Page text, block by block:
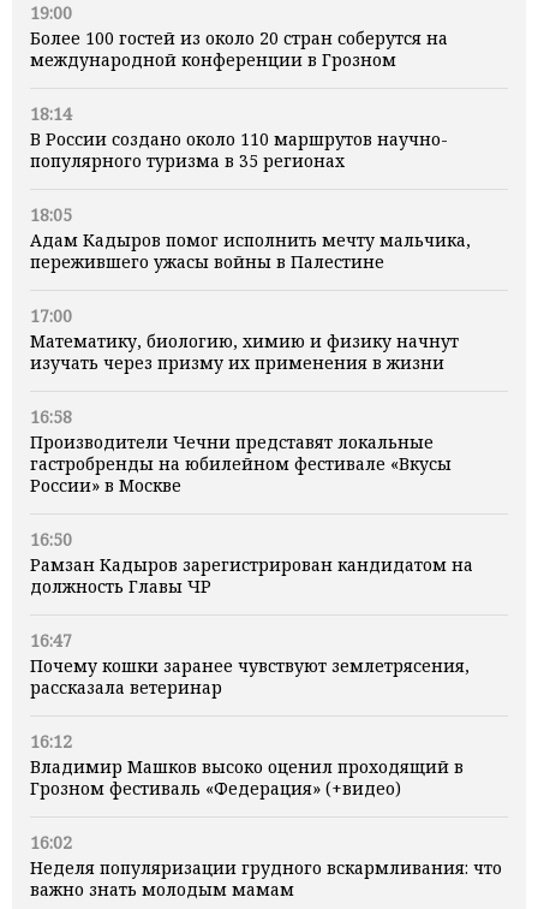
19:00
Более 100 гостей из около 20 стран соберутся на
международной конференции в Грозном
18:14
В России создано около 110 маршрутов научно-
популярного туризма в 35 регионах
18:05
Адам Кадыров помог исполнить мечту мальчика,
пережившего ужасы войны в Палестине
17:00
Математику, биологию, химию и физику начнут
изучать через призму их применения в жизни
16:58
Производители Чечни представят локальные
гастробренды на юбилейном фестивале «Вкусы
России» в Москве
16:50
Рамзан Кадыров зарегистрирован кандидатом на
должность Главы ЧР
16:47
Почему кошки заранее чувствуют землетрясения,
рассказала ветеринар
16:12
Владимир Машков высоко оценил проходящий в
Грозном фестиваль «Федерация» (+видео)
16:02
Неделя популяризации грудного вскармливания: что
важно знать молодым мамам